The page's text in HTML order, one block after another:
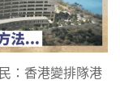
：香港變排隊港